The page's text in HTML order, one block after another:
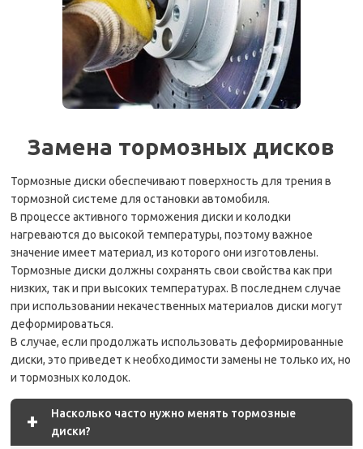
Замена тормозных дисков
Тормозные диски обеспечивают поверхность для трения в
тормозной системе для остановки автомобиля.
В процессе активного торможения диски и колодки
нагреваются до высокой температуры, поэтому важное
значение имеет материал, из которого они изготовлены.
Тормозные диски должны сохранять свои свойства как при
низких, так и при высоких температурах. В последнем случае
при использовании некачественных материалов диски могут
деформироваться.
В случае, если продолжать использовать деформированные
диски, это приведет к необходимости замены не только их, но
и тормозных колодок.
+
Насколько часто нужно менять тормозные
диски?